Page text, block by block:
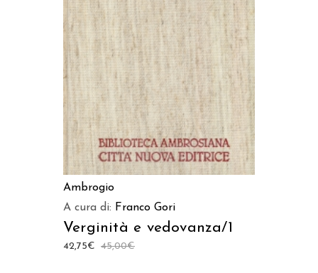
AGGIUNGI AL CARRELLO
Ambrogio
A cura di: Franco Gori
Verginità e vedovanza/1
45,00€
42,75€